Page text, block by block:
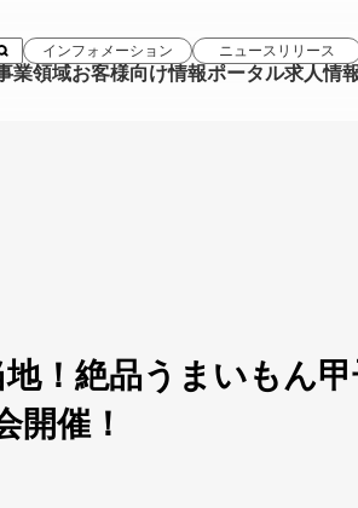
インフォメーション ニュースリリース
業領域お客様向け情報ポータル求人情
！絶品うまいもん
開催！